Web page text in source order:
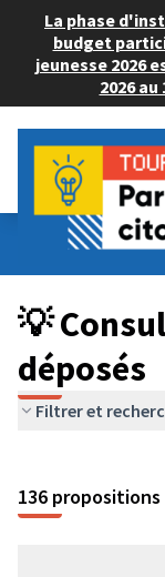
La phase
budget
jeunesse 2026
2026
Budget Participatif
💡 Consulter les
💡
déposés
Filtrer et
136 propositions